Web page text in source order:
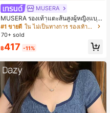
MUSERA
MUSERA รองเท้าแตะส้นสูงผู้หญิงแบบ
มิวล์ หัวกลม ส้นเข็ม ลายม้าลาย เซ็กซี่ เ
ปิดหน้าเท้า โชว์นิ้วเท้า สำหรับปาร์ตี้ไน
#1 ขายดี
ใน ไม่เป็นทางการ รองเท้าแตะผู้หญิง
70+ sold
฿417 -11%